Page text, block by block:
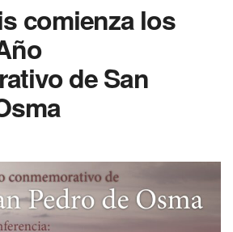
comienza los
de San